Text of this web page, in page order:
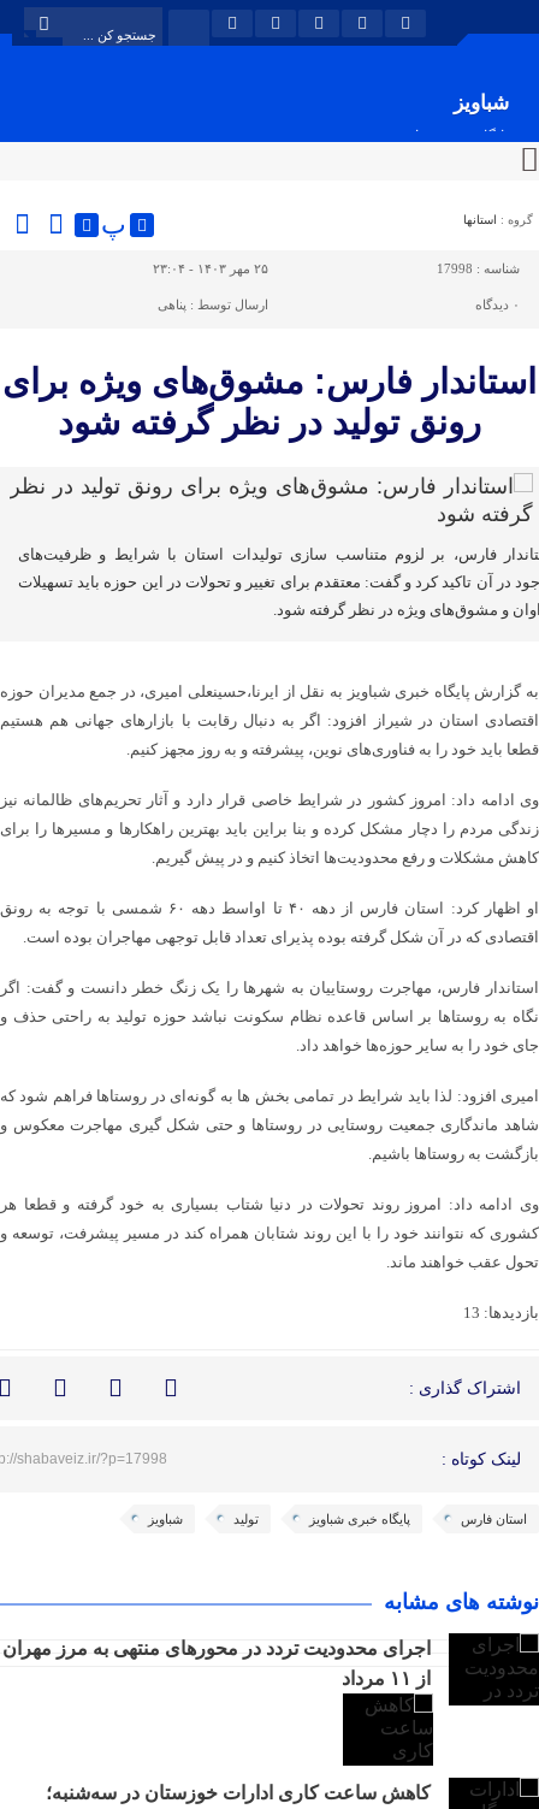
شباویز
پایگاه خبری شباویز
گروه : استانها پ
شناسه : 17998 ۲۵ مهر ۱۴۰۳ - ۲۳:۰۴
۰ دیدگاه ارسال توسط : پناهی
استاندار فارس: مشوق‌های ویژه برای
رونق تولید در نظر گرفته شود
فارس، بر لزوم متناسب سازی تولیدات استان با شرایط و ظرفیت‌های
در آن تاکید کرد و گفت: معتقدم برای تغییر و تحولات در این حوزه باید تسهیلات
و مشوق‌های ویژه در نظر گرفته شود.
به گزارش پایگاه خبری شباویز به نقل از ایرنا،حسینعلی امیری، در جمع مدیران حوزه
اقتصادی استان در شیراز افزود: اگر به دنبال رقابت با بازارهای جهانی هم هستیم
قطعا باید خود را به فناوری‌های نوین، پیشرفته و به روز مجهز کنیم.
وی ادامه داد: امروز کشور در شرایط خاصی قرار دارد و آثار تحریم‌های ظالمانه نیز
زندگی مردم را دچار مشکل کرده و بنا براین باید بهترین راهکارها و مسیرها را برای
کاهش مشکلات و رفع محدودیت‌ها اتخاذ کنیم و در پیش گیریم.
او اظهار کرد: استان فارس از دهه ۴۰ تا اواسط دهه ۶۰ شمسی با توجه به رونق
اقتصادی که در آن شکل گرفته بوده پذیرای تعداد قابل توجهی مهاجران بوده است.
استاندار فارس، مهاجرت روستاییان به شهرها را یک زنگ خطر دانست و گفت: اگر
نگاه به روستاها بر اساس قاعده نظام سکونت نباشد حوزه تولید به راحتی حذف و
جای خود را به سایر حوزه‌ها خواهد داد.
امیری افزود: لذا باید شرایط در تمامی بخش ها به گونه‌ای در روستاها فراهم شود که
شاهد ماندگاری جمعیت روستایی در روستاها و حتی شکل گیری مهاجرت معکوس و
بازگشت به روستاها باشیم.
وی ادامه داد: امروز روند تحولات در دنیا شتاب بسیاری به خود گرفته و قطعا هر
کشوری که نتوانند خود را با این روند شتابان همراه کند در مسیر پیشرفت، توسعه و
تحول عقب خواهند ماند.
بازدیدها: 13
اشتراک گذاری :
لینک کوتاه : shabaveiz.ir/?p=17998
استان فارس پایگاه خبری شباویز تولید شباویز
نوشته های مشابه
اجرای محدودیت تردد در محورهای منتهی به مرز مهران
از ۱۱ مرداد
کاهش ساعت کاری ادارات خوزستان در سه‌شنبه؛